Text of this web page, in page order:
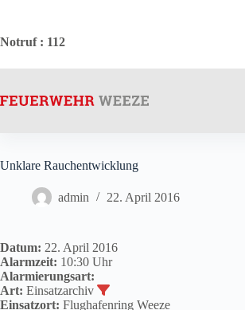
springen
Notruf: 112
Unklare Rauchentwicklung
admin 22. April 2016
Datum: 22. April 2016
Alarmzeit: 10:30 Uhr
Alarmierungsart:
Art: Einsatzarchiv
Einsatzort: Flughafenring Weeze